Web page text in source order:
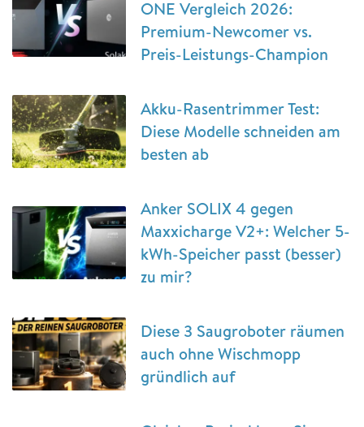
ONE Vergleich 2026:
Premium-Newcomer vs.
Preis-Leistungs-Champion
Akku-Rasentrimmer Test:
Diese Modelle schneiden am
besten ab
Anker SOLIX 4 gegen
Maxxicharge V2+: Welcher 5-
kWh-Speicher passt (besser)
zu mir?
Diese 3 Saugroboter räumen
auch ohne Wischmopp
gründlich auf